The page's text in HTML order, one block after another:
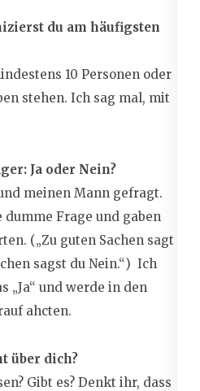
du am häufigsten
10 Personen oder
stehen. Ich sag mal, mit
Ja oder Nein?
meinen Mann gefragt.
Frage und gaben
(„Zu guten Sachen sagt
sagst du Nein.“) Ich
„Ja“ und werde in den
ahcten.
über dich?
Gibt es? Denkt ihr, dass